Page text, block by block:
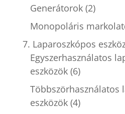
Generátorok (2)
Monopoláris
7. Laparoszkópos
Egyszerhasználatos
eszközök (6)
Többszörhasználatos
eszközök (4)